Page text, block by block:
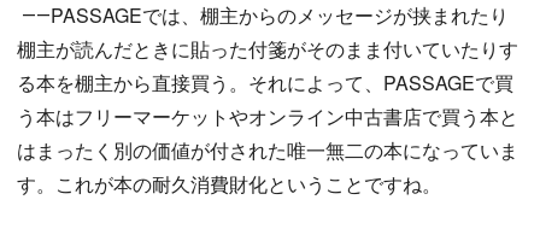
――PASSAGEでは、棚主からのメッセージが挟まれたり
棚主が読んだときに貼った付箋がそのまま付いていたりす
る本を棚主から直接買う。それによって、PASSAGEで買
う本はフリーマーケットやオンライン中古書店で買う本と
はまったく別の価値が付された唯一無二の本になっていま
す。これが本の耐久消費財化ということですね。